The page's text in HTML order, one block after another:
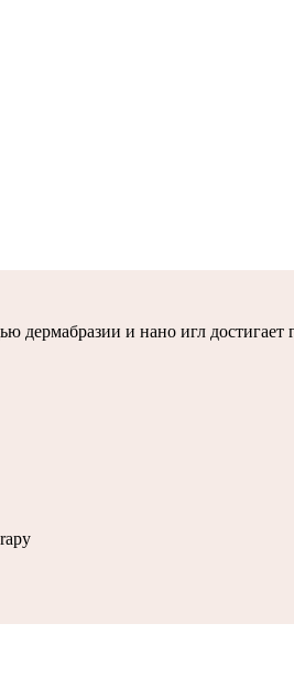
и нано игл достигает